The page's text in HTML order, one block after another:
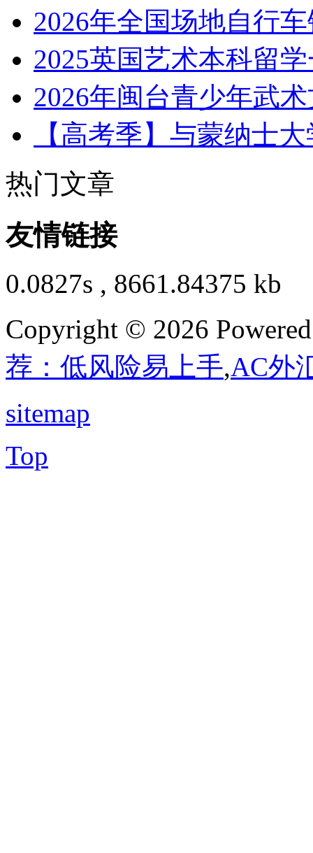
2026年全国场地自行
2025英国艺术本科留
2026年闽台青少年武
【高考季】与蒙纳士
热门文章
友情链接
0.0827s , 8661.84375 kb
Copyright © 2026
荐：低风险易上手,AC外
sitemap
Top